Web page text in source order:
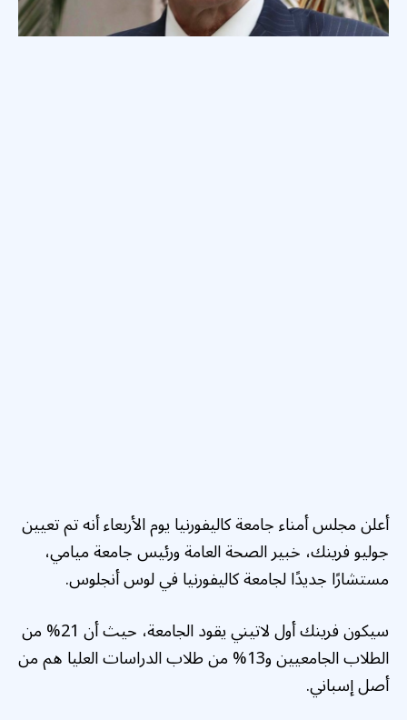
أعلن مجلس أمناء جامعة كاليفورنيا يوم الأربعاء أنه تم تعيين
جوليو فرينك، خبير الصحة العامة ورئيس جامعة ميامي،
مستشارًا جديدًا لجامعة كاليفورنيا في لوس أنجلوس.
سيكون فرينك أول لاتيني يقود الجامعة، حيث أن 21% من
الطلاب الجامعيين و13% من طلاب الدراسات العليا هم من
أصل إسباني.